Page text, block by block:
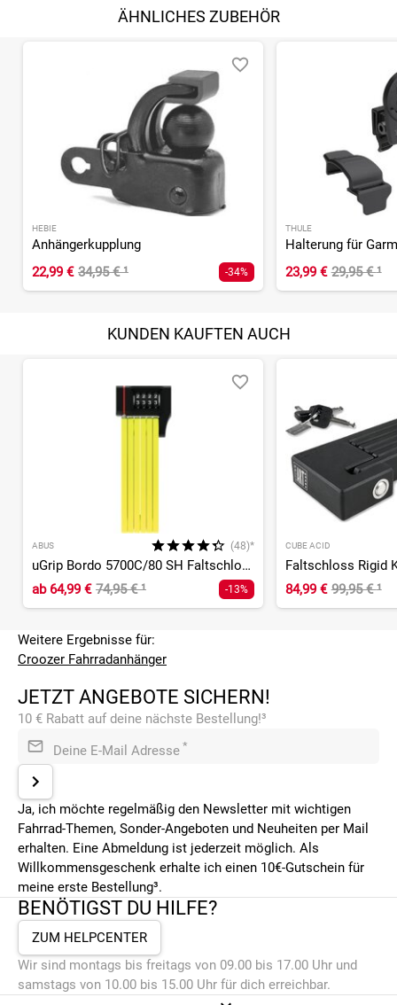
ÄHNLICHES ZUBEHÖR
HEBIE
Anhängerkupplung
22,99 € 34,95 €¹ -34%
THULE
23,99 € 29,95 €¹
KUNDEN KAUFTEN AUCH
ABUS (48)*
uGrip Bordo 5700C/80 SH Faltschloss
ab64,99 € 74,95 €¹ -13%
CUBE ACID
Faltschloss Rigid
84,99 € 99,95 €¹
Weitere Ergebnisse für:
Croozer Fahrradanhänger
JETZT ANGEBOTE SICHERN!
10 € Rabatt auf deine nächste Bestellung!³
Deine E-Mail Adresse *
Ja, ich möchte regelmäßig den Newsletter mit wichtigen
Fahrrad-Themen, Sonder-Angeboten und Neuheiten per Mail
erhalten. Eine Abmeldung ist jederzeit möglich. Als
Willkommensgeschenk erhalte ich einen 10€-Gutschein für
meine erste Bestellung³.
BENÖTIGST DU HILFE?
ZUM HELPCENTER
Wir sind montags bis freitags von 09.00 bis 17.00 Uhr und
samstags von 10.00 bis 15.00 Uhr für dich erreichbar.